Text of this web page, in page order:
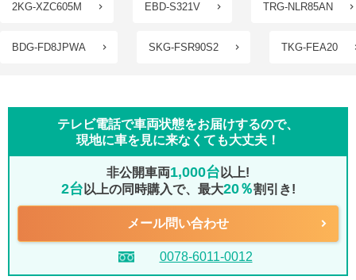
2KG-XZC605M EBD-S321V TRG-NLR85AN
BDG-FD8JPWA SKG-FSR90S2 TKG-FEA20
テレビ電話で車両状態をお届けするので、
現地に車を見に来なくても大丈夫！
非公開車両1,000台 以上!
2台 以上の同時購入で、最大20％割引き!
メール問い合わせ
0078-6011-0012